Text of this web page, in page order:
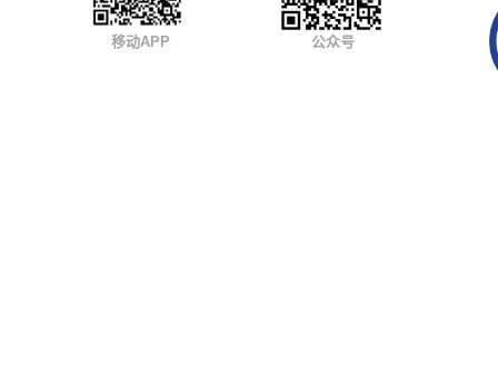
移动APP 公众号